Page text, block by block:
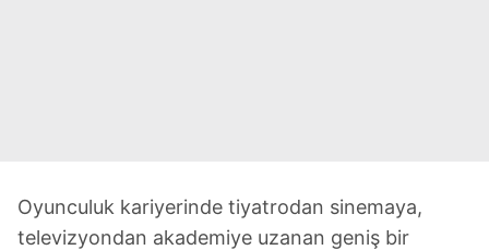
Oyunculuk kariyerinde tiyatrodan sinemaya,
televizyondan akademiye uzanan geniş bir